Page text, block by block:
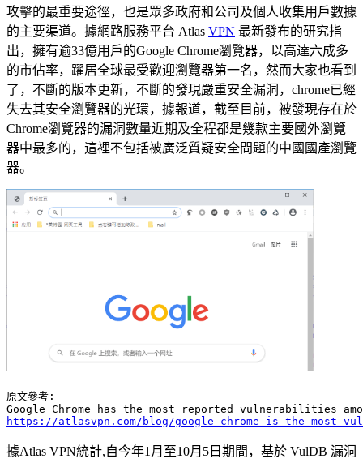
攻擊的最重要途徑，也是眾多政府和公司及個人收集用戶數據
的主要渠道。據網路服務平台 Atlas VPN 最新發布的研究指
出，擁有逾33億用戶的Google Chrome瀏覽器，以高達六成多
的市佔率，躍居全球最受歡迎瀏覽器第一名，然而大家也看到
了，不斷的版本更新，不斷的發現嚴重安全漏洞，chrome已經
失去其安全瀏覽器的光環，據報道，截至目前，被發現存在於
Chrome瀏覽器的漏洞數量近期及全程都是幾款主要國外瀏覽
器中最多的，這裡不包括被廣泛質疑安全問題的中國國產瀏覽
器。
原文參考:
https://atlasvpn.com/blog/google-chrome-is-the-most-
據Atlas VPN統計,自今年1月至10月5日期間，基於 VulDB 漏洞